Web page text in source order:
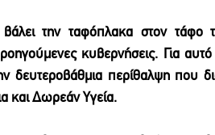
την ταφόπλακα στον τάφο
κυβερνήσεις. Για αυτό
δευτεροβάθμια περίθαλψη που
και Δωρεάν Υγεία.